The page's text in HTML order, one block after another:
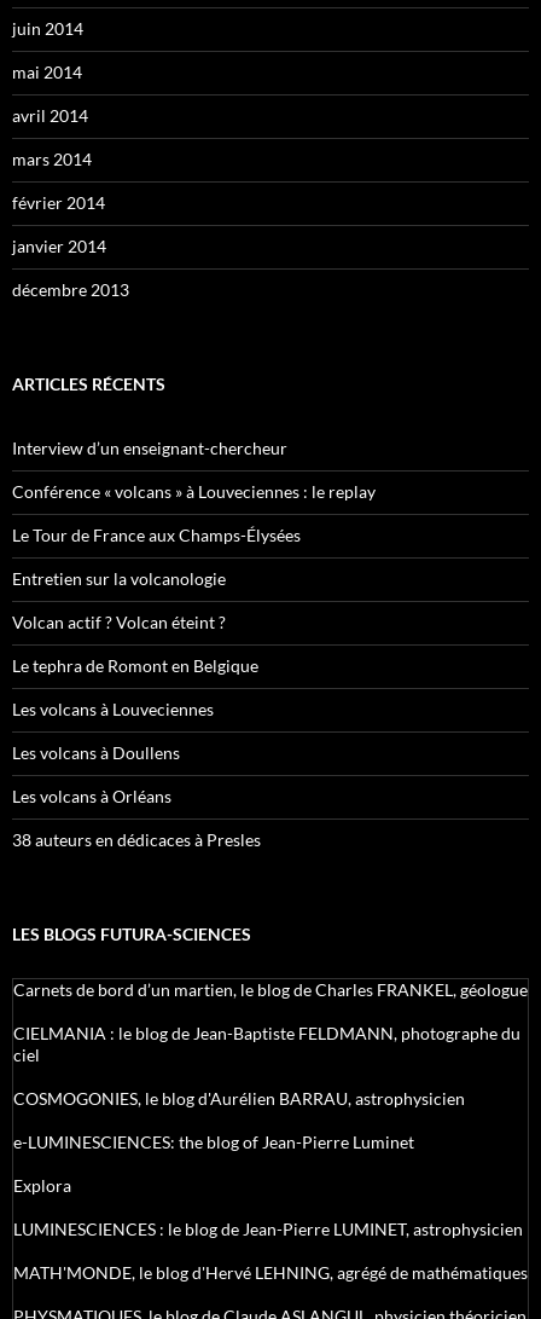
juin 2014
mai 2014
avril 2014
mars 2014
février 2014
janvier 2014
décembre 2013
ARTICLES RÉCENTS
Interview d’un enseignant-chercheur
Conférence « volcans » à Louveciennes : le replay
Le Tour de France aux Champs-Élysées
Entretien sur la volcanologie
Volcan actif ? Volcan éteint ?
Le tephra de Romont en Belgique
Les volcans à Louveciennes
Les volcans à Doullens
Les volcans à Orléans
38 auteurs en dédicaces à Presles
LES BLOGS FUTURA-SCIENCES
Carnets de bord d’un martien, le blog de Charles FRANKEL, géologue
CIELMANIA : le blog de Jean-Baptiste FELDMANN, photographe du
ciel
COSMOGONIES, le blog d'Aurélien BARRAU, astrophysicien
e-LUMINESCIENCES: the blog of Jean-Pierre Luminet
Explora
LUMINESCIENCES : le blog de Jean-Pierre LUMINET, astrophysicien
MATH'MONDE, le blog d'Hervé LEHNING, agrégé de mathématiques